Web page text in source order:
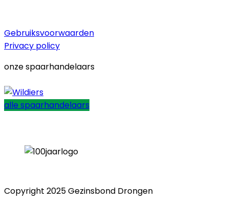
Gebruiksvoorwaarden
Privacy policy
onze spaarhandelaars
alle spaarhandelaars
Copyright 2025 Gezinsbond Drongen